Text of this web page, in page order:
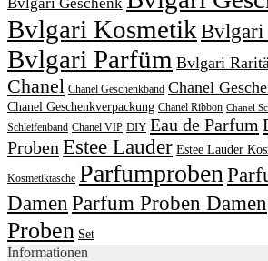
Bvlgari Kosmetik
Bvlgari Parfüm Bvlgari
Chanel Chanel Geschenkband Chanel
Chanel Geschenkverpackung Chanel Ribbon Chanel
Schleifenband Chanel VIP DIY Eau de Parfum
Proben Estee Lauder Estee Lauder
Kosmetiktasche Parfumproben
Damen Parfum Proben Damen
Proben Set
Informationen